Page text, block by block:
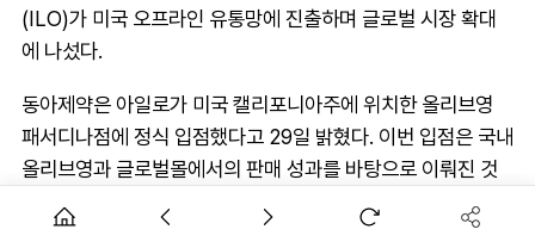
(ILO)가 미국 오프라인 유통망에 진출하며 글로벌 시장 확대
에 나섰다.
동아제약은 아일로가 미국 캘리포니아주에 위치한 올리브영
패서디나점에 정식 입점했다고 29일 밝혔다. 이번 입점은 국내
올리브영과 글로벌몰에서의 판매 성과를 바탕으로 이뤄진 것
으로, 아일로는 이를 계기로 미국 소비자 접점 확대에 속도를
낼 계획이다.